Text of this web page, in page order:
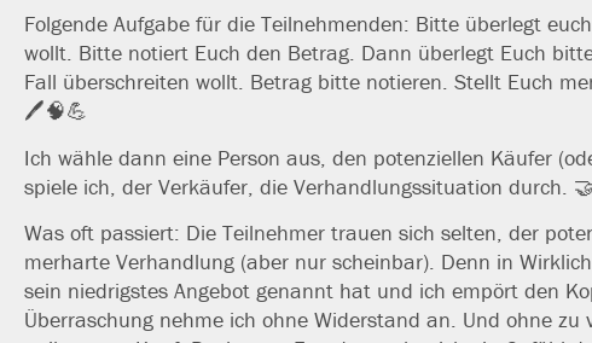
Folgende Aufgabe für die Teilnehmenden: Bitte über­legt
wollt. Bitte notiert Euch den Betrag. Dann über­legt Euch
Fall über­schrei­ten wollt. Betrag bit­te notie­ren. Stellt Euch
🖊️🧠💪
Ich wäh­le dann eine Person aus, den poten­zi­el­len Käufer
spie­le ich, der Verkäufer, die Verhandlungssituation durch.
Was oft pas­siert: Die Teilnehmer trau­en sich sel­ten, der
mer­har­te Verhandlung (aber nur schein­bar). Denn in
sein nied­rigs­tes Angebot genannt hat und ich empört den
Überraschung neh­me ich ohne Widerstand an. Und ohne